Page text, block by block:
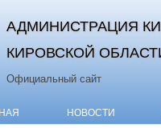
АДМИНИСТРАЦИЯ
КИРОВСКОЙ
Официальный сайт
НОВОСТИ